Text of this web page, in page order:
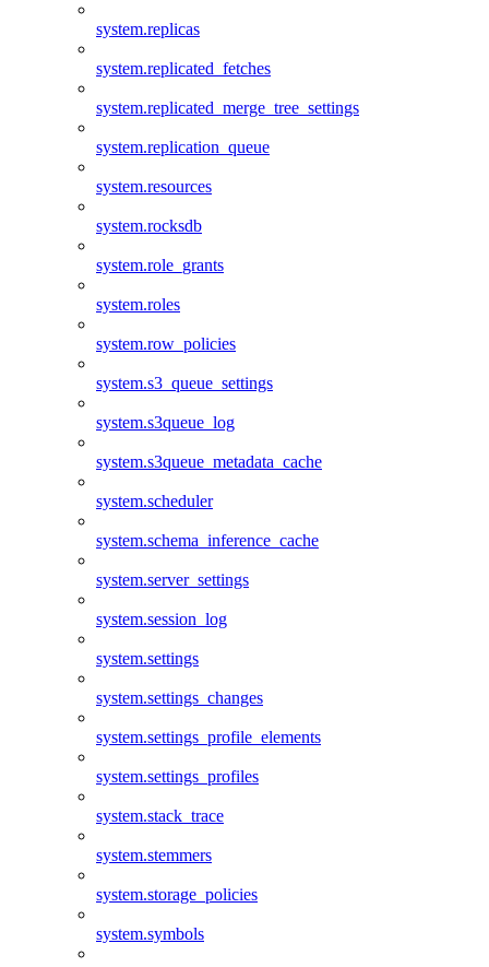
system.replicas
system.replicated_fetches
system.replicated_merge_tree_settings
system.replication_queue
system.resources
system.rocksdb
system.role_grants
system.roles
system.row_policies
system.s3_queue_settings
system.s3queue_log
system.s3queue_metadata_cache
system.scheduler
system.schema_inference_cache
system.server_settings
system.session_log
system.settings
system.settings_changes
system.settings_profile_elements
system.settings_profiles
system.stack_trace
system.stemmers
system.storage_policies
system.symbols